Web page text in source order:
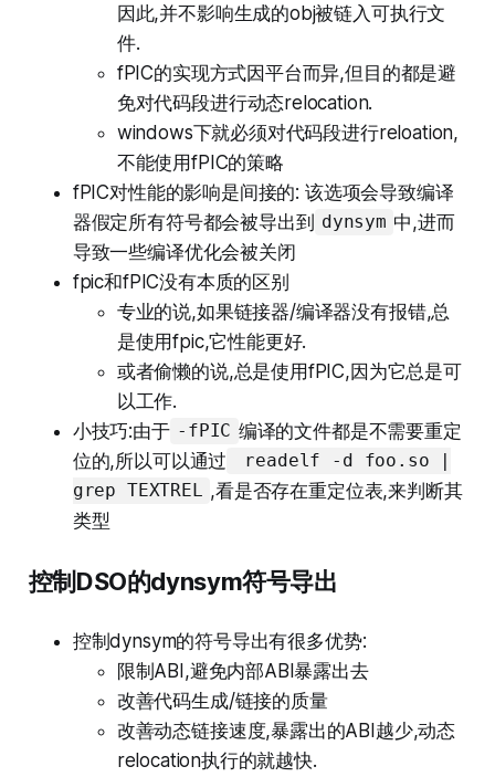
因此,并不影响生成的obj被链入可执行文
件.
fPIC的实现方式因平台而异,但目的都是避
免对代码段进行动态relocation.
windows下就必须对代码段进行reloation,
不能使用fPIC的策略
fPIC对性能的影响是间接的: 该选项会导致编译
器假定所有符号都会被导出到 dynsym 中,进而
导致一些编译优化会被关闭
fpic和fPIC没有本质的区别
专业的说,如果链接器/编译器没有报错,总
是使用fpic,它性能更好.
或者偷懒的说,总是使用fPIC,因为它总是可
以工作.
小技巧:由于 -fPIC 编译的文件都是不需要重定
位的,所以可以通过
readelf -d foo.so |
grep TEXTREL ,看是否存在重定位表,来判断其
类型
控制DSO的dynsym符号导出
控制dynsym的符号导出有很多优势:
限制ABI,避免内部ABI暴露出去
改善代码生成/链接的质量
改善动态链接速度,暴露出的ABI越少,动态
relocation执行的就越快.